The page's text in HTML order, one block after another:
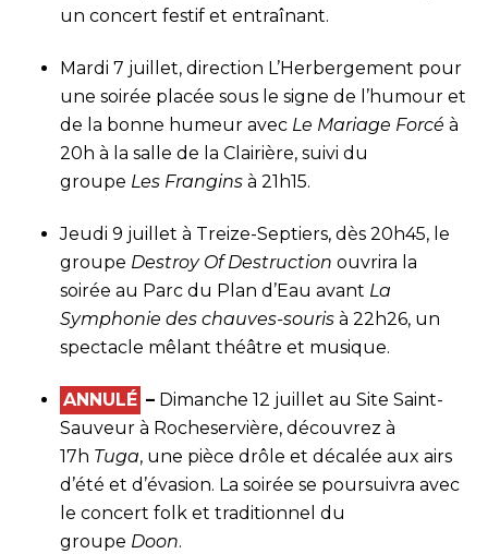
un concert festif et entraînant.
Mardi 7 juillet, direction L’Herbergement pour
une soirée placée sous le signe de l’humour et
de la bonne humeur avec Le Mariage Forcé à
20h à la salle de la Clairière, suivi du
groupe Les Frangins à 21h15.
Jeudi 9 juillet à Treize-Septiers, dès 20h45, le
groupe Destroy Of Destruction ouvrira la
soirée au Parc du Plan d’Eau avant La
Symphonie des chauves-souris à 22h26, un
spectacle mêlant théâtre et musique.
ANNULÉ – Dimanche 12 juillet au Site Saint-
Sauveur à Rocheservière, découvrez à
17h Tuga, une pièce drôle et décalée aux airs
d’été et d’évasion. La soirée se poursuivra avec
le concert folk et traditionnel du
groupe Doon.